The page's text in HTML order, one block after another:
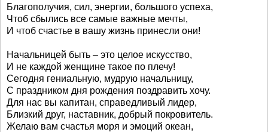
Благополучия, сил, энергии, большого успеха,
Чтоб сбылись все самые важные мечты,
И чтоб счастье в вашу жизнь принесли они!
Начальницей быть – это целое искусство,
И не каждой женщине такое по плечу!
Сегодня гениальную, мудрую начальницу,
С праздником дня рождения поздравить хочу.
Для нас вы капитан, справедливый лидер,
Близкий друг, наставник, добрый покровитель.
Желаю вам счастья моря и эмоций океан,